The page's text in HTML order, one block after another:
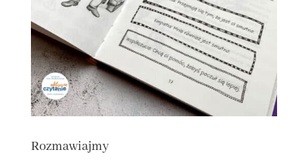
Rozmawiajmy